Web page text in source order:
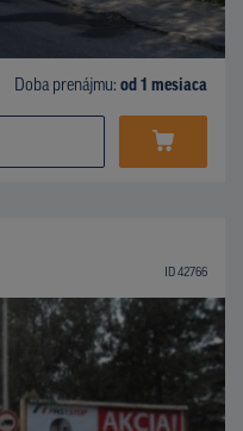
Doba prenájmu: od 1 mesiaca
ID 42766